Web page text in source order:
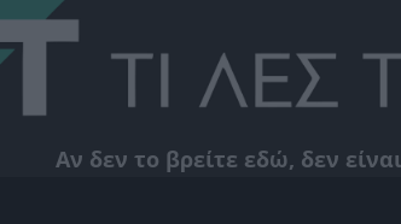
Αν δεν το βρείτε εδώ, δεν